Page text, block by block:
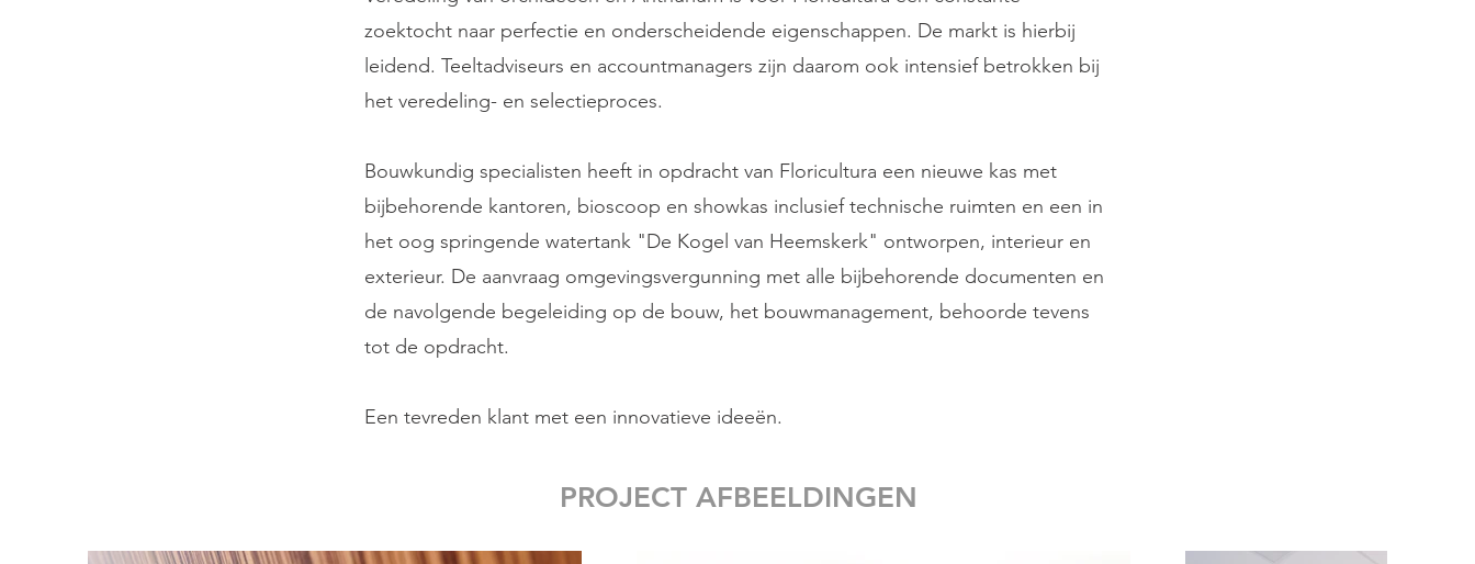
zoektocht naar perfectie en onderscheidende eigenschappen. De markt is hierbij
leidend. Teeltadviseurs en accountmanagers zijn daarom ook intensief betrokken bij
het veredeling- en selectieproces.
Bouwkundig specialisten heeft in opdracht van Floricultura een nieuwe kas met
bijbehorende kantoren, bioscoop en showkas inclusief technische ruimten en een in
het oog springende watertank "De Kogel van Heemskerk" ontworpen, interieur en
exterieur. De aanvraag omgevingsvergunning met alle bijbehorende documenten en
de navolgende begeleiding op de bouw, het bouwmanagement, behoorde tevens
tot de opdracht.
Een tevreden klant met een innovatieve ideeën.
PROJECT AFBEELDINGEN